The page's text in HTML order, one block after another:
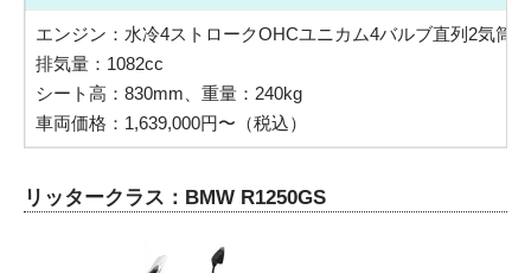
エンジン：水冷4ストロークOHCユニカム4バルブ直列2気筒
排気量：1082cc
シート高：830mm、重量：240kg
車両価格：1,639,000円〜（税込）
リッタークラス：BMW R1250GS